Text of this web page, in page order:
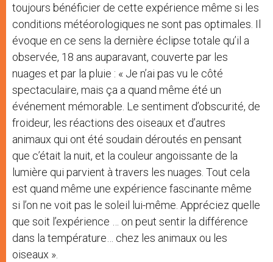
toujours bénéficier de cette expérience même si les
conditions météorologiques ne sont pas optimales. Il
évoque en ce sens la dernière éclipse totale qu’il a
observée, 18 ans auparavant, couverte par les
nuages et par la pluie : « Je n’ai pas vu le côté
spectaculaire, mais ça a quand même été un
événement mémorable. Le sentiment d’obscurité, de
froideur, les réactions des oiseaux et d’autres
animaux qui ont été soudain déroutés en pensant
que c’était la nuit, et la couleur angoissante de la
lumière qui parvient à travers les nuages. Tout cela
est quand même une expérience fascinante même
si l’on ne voit pas le soleil lui-même. Appréciez quelle
que soit l’expérience … on peut sentir la différence
dans la température… chez les animaux ou les
oiseaux ».